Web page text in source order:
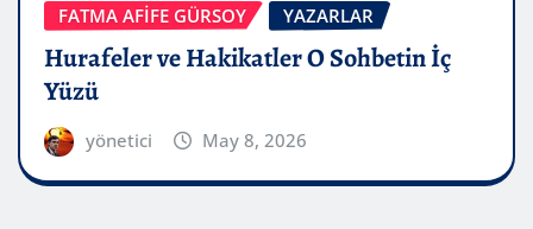
FATMA AFİFE GÜRSOY YAZARLAR
Hurafeler ve Hakikatler O Sohbetin İç
Yüzü
yönetici May 8, 2026